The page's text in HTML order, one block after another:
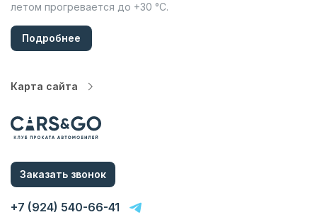
летом прогревается до +30 °C.
Подробнее
Карта сайта
Автопарк
Цены
О компании
Контакты
Заказать звонок
+7 (924) 540-66-41